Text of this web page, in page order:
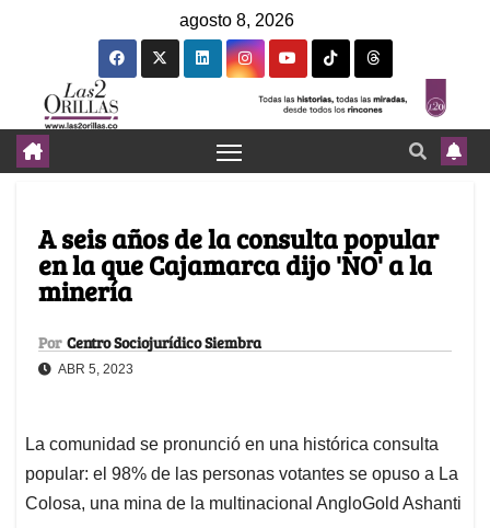
agosto 8, 2026
A seis años de la consulta popular
en la que Cajamarca dijo 'NO' a la
minería
Por Centro Sociojurídico Siembra
ABR 5, 2023
La comunidad se pronunció en una histórica consulta
popular: el 98% de las personas votantes se opuso a La
Colosa, una mina de la multinacional AngloGold Ashanti